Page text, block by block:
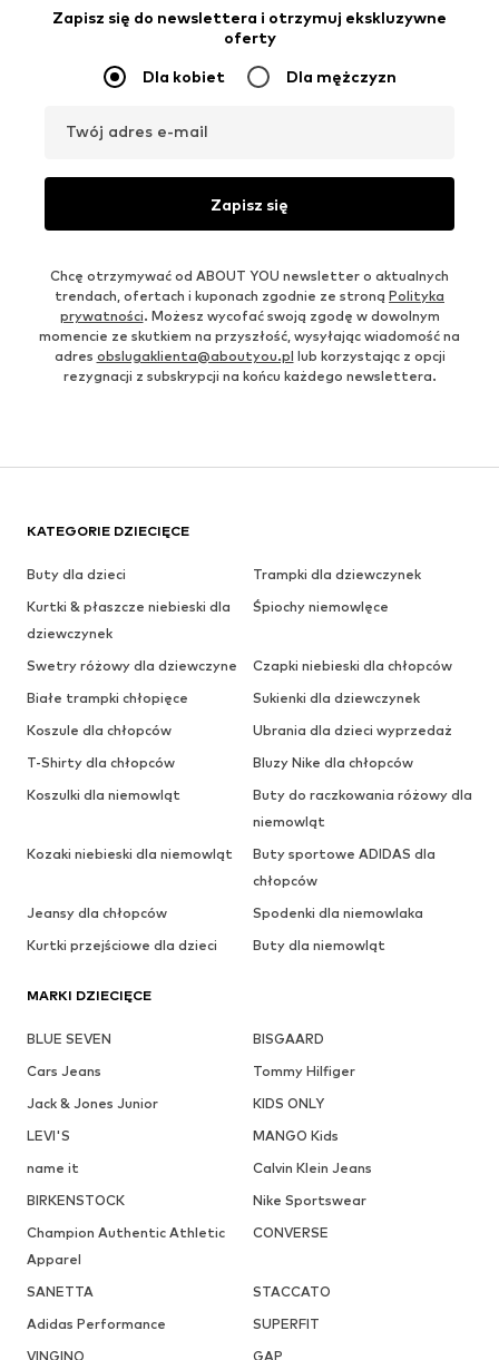
Zapisz się do newslettera i otrzymuj ekskluzywne
oferty
Dla kobiet Dla mężczyzn
Twój adres e-mail
Zapisz się
Chcę otrzymywać od ABOUT YOU newsletter o aktualnych
trendach, ofertach i kuponach zgodnie ze stroną Polityka
prywatności. Możesz wycofać swoją zgodę w dowolnym
momencie ze skutkiem na przyszłość, wysyłając wiadomość na
adres obslugaklienta@aboutyou.pl lub korzystając z opcji
rezygnacji z subskrypcji na końcu każdego newslettera.
KATEGORIE DZIECIĘCE
Buty dla dzieci
Trampki dla dziewczynek
Kurtki & płaszcze niebieski dla
dziewczynek
Śpiochy niemowlęce
Swetry różowy dla dziewczyne
Czapki niebieski dla chłopców
Białe trampki chłopięce
Sukienki dla dziewczynek
Koszule dla chłopców
Ubrania dla dzieci wyprzedaż
T-Shirty dla chłopców
Bluzy Nike dla chłopców
Koszulki dla niemowląt
Buty do raczkowania różowy dla
niemowląt
Kozaki niebieski dla niemowląt
Buty sportowe ADIDAS dla
chłopców
Jeansy dla chłopców
Spodenki dla niemowlaka
Kurtki przejściowe dla dzieci
Buty dla niemowląt
MARKI DZIECIĘCE
BLUE SEVEN
BISGAARD
Cars Jeans
Tommy Hilfiger
Jack & Jones Junior
KIDS ONLY
LEVI'S
MANGO Kids
name it
Calvin Klein Jeans
BIRKENSTOCK
Nike Sportswear
Champion Authentic Athletic
Apparel
CONVERSE
SANETTA
STACCATO
Adidas Performance
SUPERFIT
VINGINO
GAP